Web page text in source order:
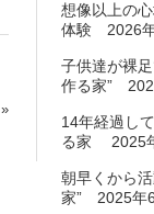
»
想像以上の
体験 2026
子供達が裸
作る家”
14年経過し
る家 2025
朝早くから
家” 2025年